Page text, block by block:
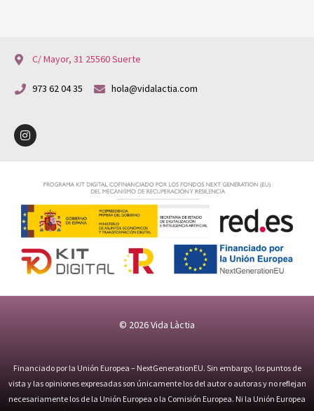
C/ Mayor, 31 25560 Suerte
973 62 04 35 hola@vidalactia.com
© 2026Vida Làctia
Financiado por la Unión Europea – NextGenerationEU. Sin embargo, los puntos de
vista y las opiniones expresadas son únicamente los del autor o autoras y no reflejan
necesariamente los de la Unión Europea o la Comisión Europea. Ni la Unión Europea